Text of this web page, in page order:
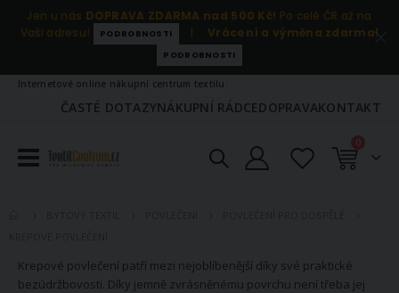
Jen u nás DOPRAVA ZDARMA nad 500 Kč! Po celé ČR až na
Vaši adresu!
PODROBNOSTI | Vrácení a výměna zdarma!
PODROBNOSTI
Internetové online nákupní centrum textilu.
ČASTÉ DOTAZYNÁKUPNÍ RÁDCEDOPRAVAKONTAKT
Košík
0položky
Krepové povlečení patří mezi nejoblíbenější díky své praktické
bezúdržbovosti. Díky jemně zvrásněnému povrchu není třeba jej